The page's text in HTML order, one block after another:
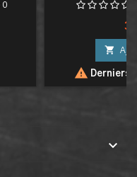
0

 Derniers
